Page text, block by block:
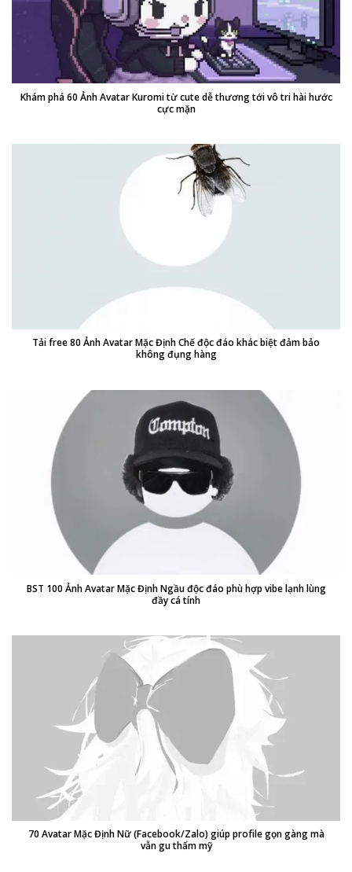
Khám phá 60 Ảnh Avatar Kuromi từ cute dễ thương tới vô tri hài hước
cực mặn
Tải free 80 Ảnh Avatar Mặc Định Chế độc đáo khác biệt đảm bảo
không đụng hàng
BST 100 Ảnh Avatar Mặc Định Ngầu độc đáo phù hợp vibe lạnh lùng
đầy cá tính
70 Avatar Mặc Định Nữ (Facebook/Zalo) giúp profile gọn gàng mà
vẫn gu thẩm mỹ